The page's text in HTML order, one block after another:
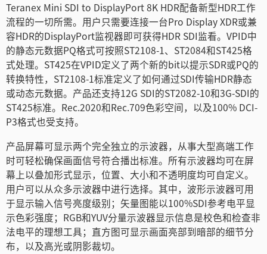
UAE
Ukraine
United Kingdom
United States
Teranex Mini SDI to DisplayPort 8K HDR配备新型HDR工作
流程的一切所需。用户只需要连接一台Pro Display XDR或兼
容HDR的DisplayPort监视器即可获得HDR SDI监看。VPID中
的静态元数据PQ格式可按照ST2108-1、ST2084和ST425格
式处理。ST425在VPID定义了两个新的bit以提示SDR或PQ的
转换特性，ST2108-1标准定义了如何通过SDI传输HDR静态
或动态元数据。产品还支持12G SDI的ST2082-10和3G-SDI的
ST425标准。Rec.2020和Rec.709色彩空间，以及100% DCI-
P3格式也受支持。
产品屏幕可显示两个完全独立的示波器，从事大型高端工作
时可轻松确保画面信号符合播出标准。所有示波器均可在屏
幕上以叠加形式显示，位置、大小和不透明度均可自定义。
用户可以从众多示波器中进行选择。其中，波形示波器可用
于显示输入信号亮度级别；矢量图能以100%SDI参考电平显
示色彩强度；RGB和YUV分量示波器显示信息是校色和检查非
法电平的理想工具；直方图可显示画面亮部到暗部的细节分
布，以及高光或阴影裁切。